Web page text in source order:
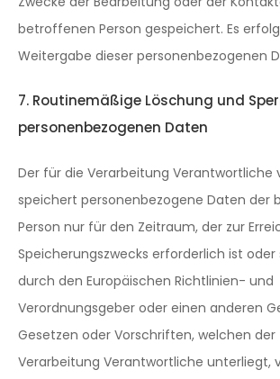
betroffenen Person gespeichert. Es
Weitergabe dieser personenbezogenen
7. Routinemäßige Löschung und
personenbezogenen Daten
Der für die Verarbeitung Verantwortliche
speichert personenbezogene Daten der
Person nur für den Zeitraum, der zur
Speicherungszwecks erforderlich ist oder
durch den Europäischen Richtlinien- und
Verordnungsgeber oder einen anderen
Gesetzen oder Vorschriften, welchen der
Verarbeitung Verantwortliche unterliegt,